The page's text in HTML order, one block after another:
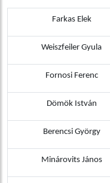
Farkas Elek
Weiszfeiler Gyula
Fornosi Ferenc
Dömök István
Berencsi György
Minárovits János